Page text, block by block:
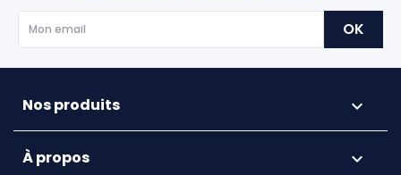
Nos produits 
À propos 